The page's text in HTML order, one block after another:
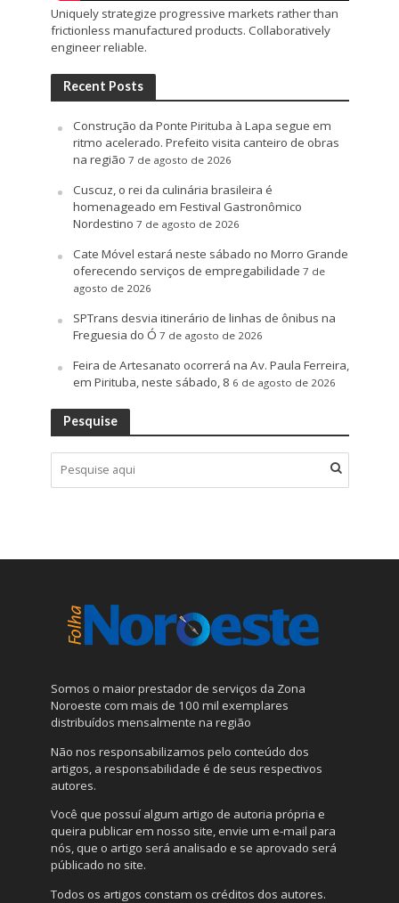
Uniquely strategize progressive markets rather than
frictionless manufactured products. Collaboratively
engineer reliable.
Recent Posts
Construção da Ponte Pirituba à Lapa segue em
ritmo acelerado. Prefeito visita canteiro de obras
na região 7 de agosto de 2026
Cuscuz, o rei da culinária brasileira é
homenageado em Festival Gastronômico
Nordestino 7 de agosto de 2026
Cate Móvel estará neste sábado no Morro Grande
oferecendo serviços de empregabilidade 7 de
agosto de 2026
SPTrans desvia itinerário de linhas de ônibus na
Freguesia do Ó 7 de agosto de 2026
Feira de Artesanato ocorrerá na Av. Paula Ferreira,
em Pirituba, neste sábado, 8 6 de agosto de 2026
Pesquise
Somos o maior prestador de serviços da Zona
Noroeste com mais de 100 mil exemplares
distribuídos mensalmente na região
Não nos responsabilizamos pelo conteúdo dos
artigos, a responsabilidade é de seus respectivos
autores.
Você que possuí algum artigo de autoria própria e
queira publicar em nosso site, envie um e-mail para
nós, que o artigo será analisado e se aprovado será
públicado no site.
Todos os artigos constam os créditos dos autores.